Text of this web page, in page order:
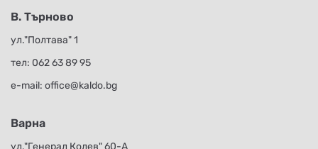
В. Търново
ул."Полтава" 1
тел: 062 63 89 95
е-mail: office@kaldo.bg
Варна